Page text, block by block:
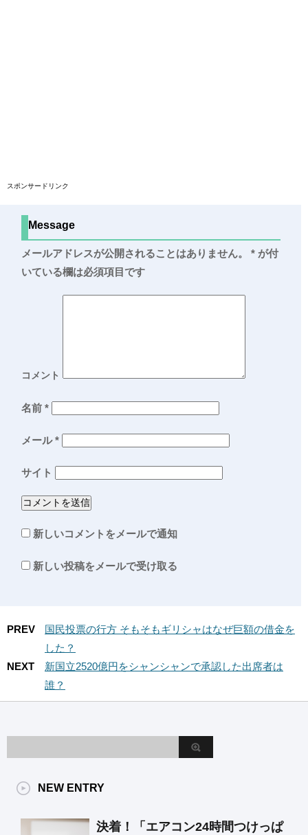
スポンサードリンク
Message
メールアドレスが公開されることはありません。 * が付
いている欄は必須項目です
コメント
名前 *
メール*
サイト
新しいコメントをメールで通知
新しい投稿をメールで受け取る
PREV
国民投票の行方 そもそもギリシャはなぜ巨額の借金を
した？
NEXT
新国立2520億円をシャンシャンで承認した出席者は
誰？
NEW ENTRY
決着！「エアコン24時間つけっぱ